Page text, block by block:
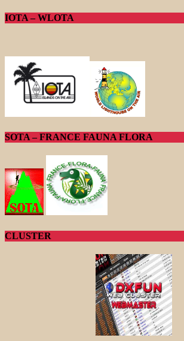
IOTA – WLOTA
SOTA – FRANCE FAUNA FLORA
CLUSTER